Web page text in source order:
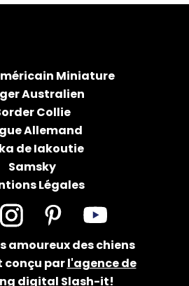
Miniature
Australien
Collie
Allemand
de Iakoutie
Samsky
Légales
Pinterest YouTube
amoureux des chiens
conçu parl'agence de
digital Slash-it!